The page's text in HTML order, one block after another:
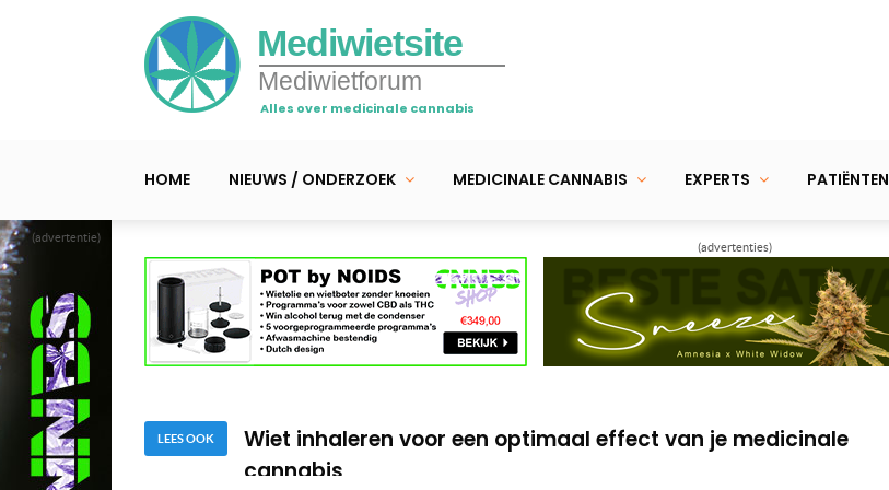
(advertentie)
Mediwietsite
Mediwietforum
Alles over medicinale cannabis
HOME NIEUWS / ONDERZOEK MEDICINALE CANNABIS EXPERTS PATIËNTEN
(advertenties)
LEES OOK
Medicinale cannabis vapen – zo gebruik je een wietverdamper
Gids voor het verdampen (vapen) van medicinale cannabis
Medicinale cannabis vapen – zo gebruik je een wietverdamper